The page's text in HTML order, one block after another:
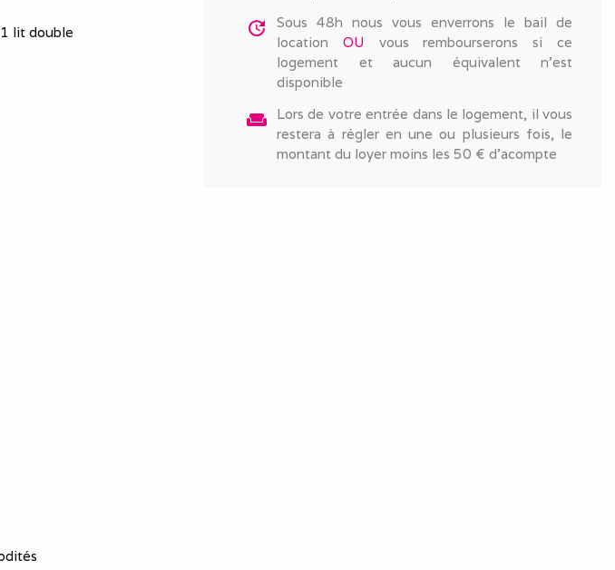
update
Sous 48h nous vous enverrons le bail de
location OU vous rembourserons si ce
logement et aucun équivalent n'est
disponible
weekend
Lors de votre entrée dans le logement, il vous
restera à régler en une ou plusieurs fois, le
montant du loyer moins les 50 € d'acompte
lit double